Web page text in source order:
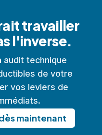
travailler
l'inverse.
audit technique
de votre
vos leviers de
maintenant